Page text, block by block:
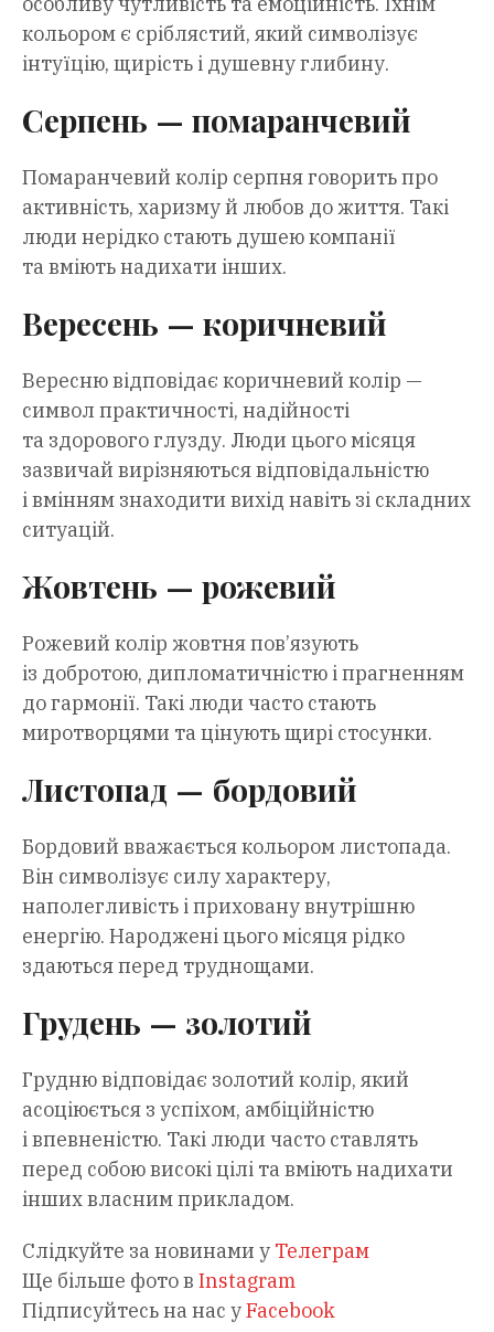
кольором є сріблястий, який символізує
інтуїцію, щирість і душевну глибину.
Серпень — помаранчевий
Помаранчевий колір серпня говорить про
активність, харизму й любов до життя. Такі
люди нерідко стають душею компанії
та вміють надихати інших.
Вересень — коричневий
Вересню відповідає коричневий колір —
символ практичності, надійності
та здорового глузду. Люди цього місяця
зазвичай вирізняються відповідальністю
і вмінням знаходити вихід навіть зі складних
ситуацій.
Жовтень — рожевий
Рожевий колір жовтня пов’язують
із добротою, дипломатичністю і прагненням
до гармонії. Такі люди часто стають
миротворцями та цінують щирі стосунки.
Листопад — бордовий
Бордовий вважається кольором листопада.
Він символізує силу характеру,
наполегливість і приховану внутрішню
енергію. Народжені цього місяця рідко
здаються перед труднощами.
Грудень — золотий
Грудню відповідає золотий колір, який
асоціюється з успіхом, амбіційністю
і впевненістю. Такі люди часто ставлять
перед собою високі цілі та вміють надихати
інших власним прикладом.
Слідкуйте за новинами у Телеграм
Ще більше фото в Instagram
Підписуйтесь на нас уFacebook